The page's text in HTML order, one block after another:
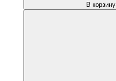
В корзину